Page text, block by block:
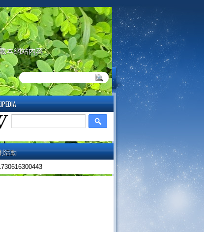
本網站內容
活動